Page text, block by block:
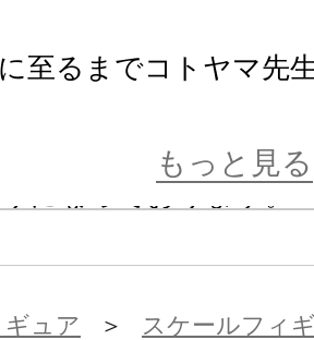
至るまでコトヤマ先
アーパーツを採用し、
骨格にこだわり、美し
もっと見る
ギュア ＞ スケールフィ